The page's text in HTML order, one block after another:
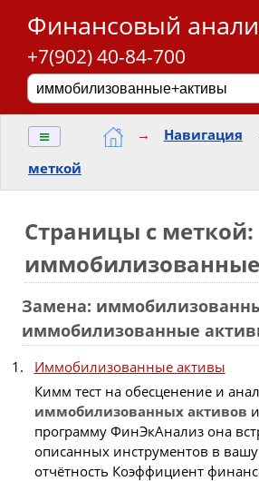
Финансовый
+7(902) 40-84-700
≡ → Навигация
меткой
Страницы с меткой:
Замена:
иммобилизованные
Иммобилизованные активы
Кимм тест на обесценение и
иммобилизованных активов
программу ФинЭкАнализ она
описанных инструментов в
отчётность Коэффициент